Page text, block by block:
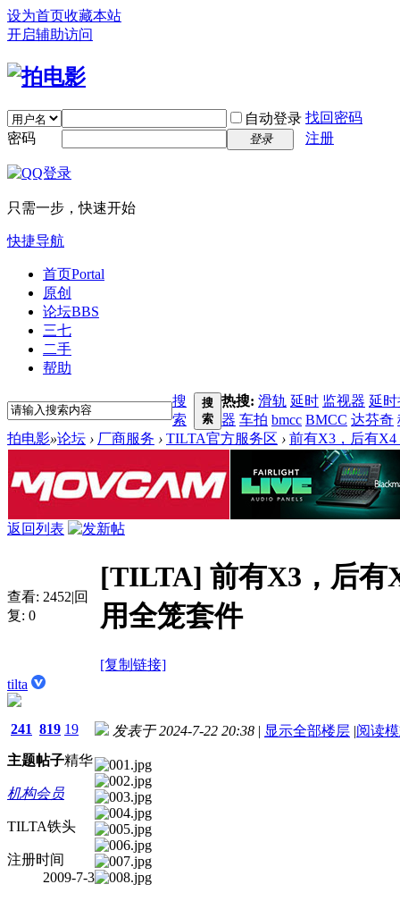
设为首页收藏本站
开启辅助访问
自动登录 找回密码
密码
登录 注册
只需一步，快速开始
快捷导航
首页Portal
原创
论坛BBS
三七
二手
帮助
搜
索
搜
索
热搜: 滑轨 延时 监视器 延
器 车拍 bmcc BMCC 达芬奇
拍电影»论坛 › 厂商服务 › TILTA官方服务区 › 前有X3，后有X4
返回列表
查看: 2452|回
复: 0
[TILTA] 前有X3，后有
用全笼套件
[复制链接]
tilta
241
主题
819
帖子
19
精华
机构会员
TILTA铁头
注册时间
2009-7-3
发表于 2024-7-22 20:38 | 显示全部楼层 |阅读